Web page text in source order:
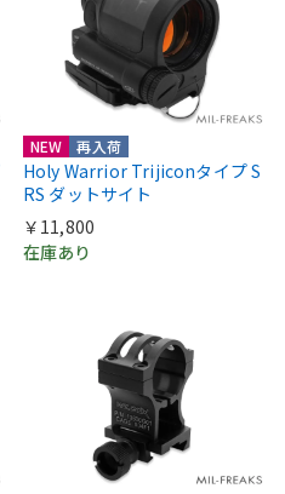
NEW 再入荷
Holy Warrior Trijiconタイプ S
RS ダットサイト
￥11,800
在庫あり